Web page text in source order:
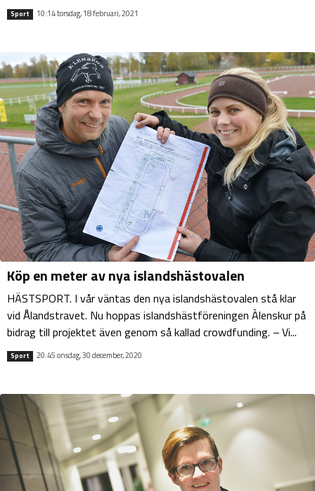
Sport 10:14 torsdag, 18 februari, 2021
Köp en meter av nya islandshästovalen
HÄSTSPORT. I vår väntas den nya islandshästovalen stå klar
vid Ålandstravet. Nu hoppas islandshästföreningen Àlenskur på
bidrag till projektet även genom så kallad crowdfunding. – Vi...
Sport 20:45 onsdag, 30 december, 2020